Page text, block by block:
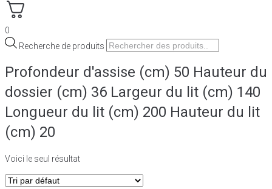
0
Recherche de produits
Profondeur d'assise (cm) 50 Hauteur du
dossier (cm) 36 Largeur du lit (cm) 140
Longueur du lit (cm) 200 Hauteur du lit
(cm) 20
Voici le seul résultat